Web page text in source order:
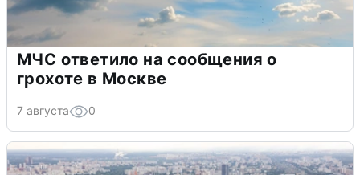
МЧС ответило на сообщения о
грохоте в Москве
7 августа 0